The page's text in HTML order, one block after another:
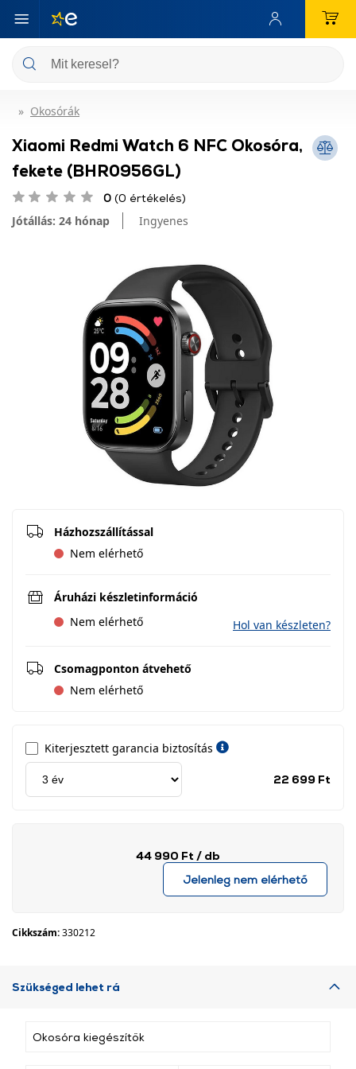
Okosórák
Xiaomi Redmi Watch 6 NFC Okosóra,
fekete (BHR0956GL)
0 (0 értékelés)
Jótállás: 24 hónap Ingyenes
Házhozszállítással
Nem elérhető
Áruházi készletinformáció
Nem elérhető
Hol van készleten?
Csomagponton átvehető
Nem elérhető
Kiterjesztett garancia biztosítás
22 699 Ft
44 990 Ft / db
Jelenleg nem elérhető
Cikkszám:330212
Szükséged lehet rá
Okosóra kiegészítők